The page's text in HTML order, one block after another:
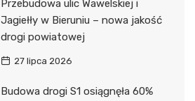
Przebudowa ulic Wawelskiej i
Jagiełły w Bieruniu – nowa jakość
drogi powiatowej
27 lipca 2026
Budowa drogi S1 osiągnęła 60%